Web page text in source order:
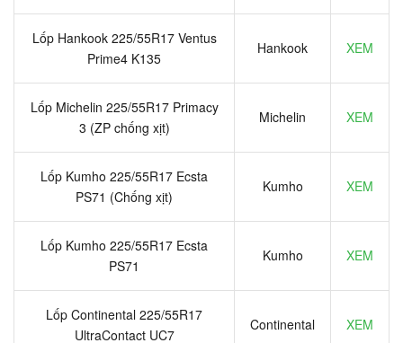
Lốp Hankook 225/55R17 Ventus
Prime4 K135
Hankook XEM
Lốp Michelin 225/55R17 Primacy
3 (ZP chống xịt)
Michelin XEM
Lốp Kumho 225/55R17 Ecsta
PS71 (Chống xịt)
Kumho XEM
Lốp Kumho 225/55R17 Ecsta
PS71
Kumho XEM
Lốp Continental 225/55R17
UltraContact UC7
Continental XEM